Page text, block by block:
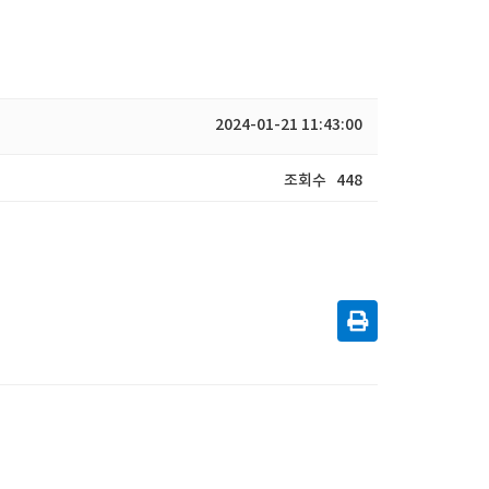
2024-01-21 11:43:00
조회수 448